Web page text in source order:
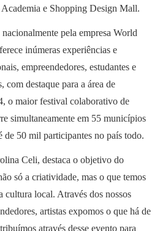
e Shopping Design Mall.
pela empresa World
inúmeras experiências e
empreendedores, estudantes e
com destaque para a área de
o maior festival colaborativo de
simultaneamente em 55 municípios
de 50 mil participantes no país todo.
Celi, destaca o objetivo do
só a criatividade, mas o que temos
cultura local. Através dos nossos
artistas expomos o que há de
através desse evento para